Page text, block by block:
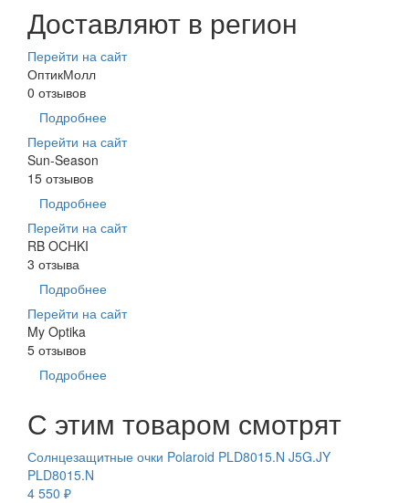
Доставляют в регион
Перейти на сайт
ОптикМолл
0 отзывов
Подробнее
Перейти на сайт
Sun-Season
15 отзывов
Подробнее
Перейти на сайт
RB OCHKI
3 отзыва
Подробнее
Перейти на сайт
My Optika
5 отзывов
Подробнее
С этим товаром смотрят
Солнцезащитные очки Polaroid PLD8015.N J5G.JY
PLD8015.N
4 550 ₽